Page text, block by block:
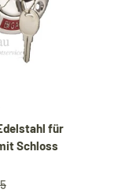
für
Schloss